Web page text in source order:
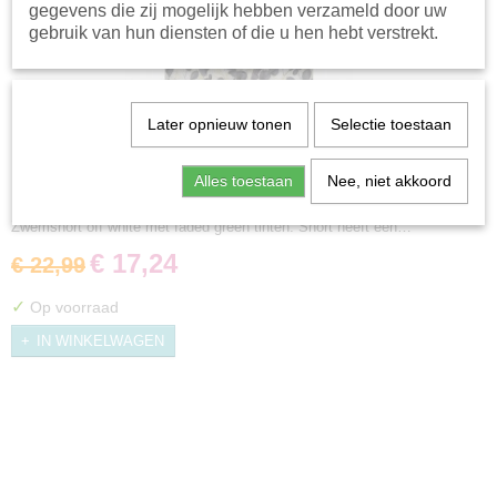
Zwemshort off white met faded green tinten. Short heeft een…
€ 22,99€ 17,24
✓ Op voorraad
IN WINKELWAGEN
gegevens die zij mogelijk hebben verzameld door uw
gebruik van hun diensten of die u hen hebt verstrekt.
Later opnieuw tonen Selectie toestaan
Alles toestaan Nee, niet akkoord